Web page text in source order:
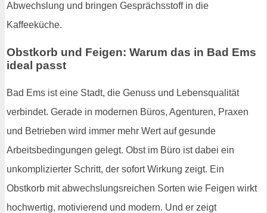
Abwechslung und bringen Gesprächsstoff in die
Kaffeeküche.
Obstkorb und Feigen: Warum das in Bad Ems
ideal passt
Bad Ems ist eine Stadt, die Genuss und Lebensqualität
verbindet. Gerade in modernen Büros, Agenturen, Praxen
und Betrieben wird immer mehr Wert auf gesunde
Arbeitsbedingungen gelegt. Obst im Büro ist dabei ein
unkomplizierter Schritt, der sofort Wirkung zeigt. Ein
Obstkorb mit abwechslungsreichen Sorten wie Feigen wirkt
hochwertig, motivierend und modern. Und er zeigt